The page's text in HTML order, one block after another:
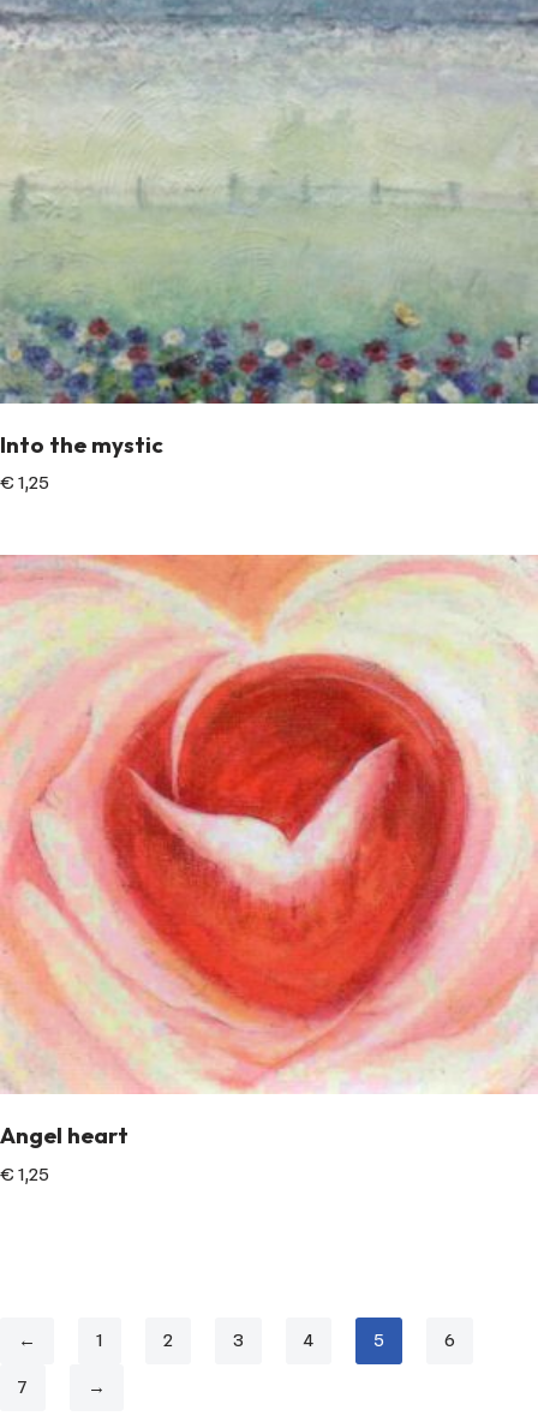
Into the mystic
€ 1,25
Angel heart
€ 1,25
← 1 2 3 4 5 6
7 →